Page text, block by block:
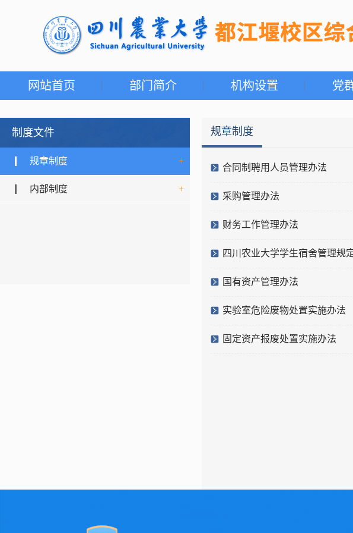
网站首页 部门简介 机构设置 党
制度文件
规章制度 +
内部制度 +
规章制度
合同制聘用人员管理办法
采购管理办法
财务工作管理办法
四川农业大学学生宿舍管理规
国有资产管理办法
实验室危险废物处置实施办法
固定资产报废处置实施办法